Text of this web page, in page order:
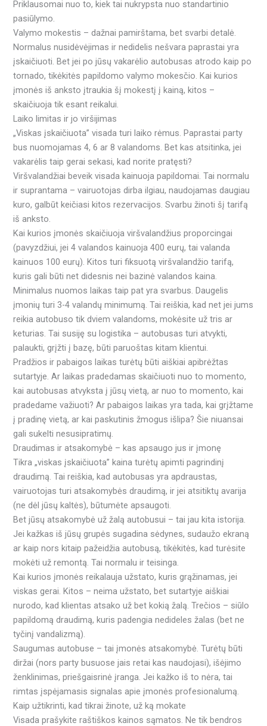
Priklausomai nuo to, kiek tai nukrypsta nuo standartinio
pasiūlymo.
Valymo mokestis – dažnai pamirštama, bet svarbi detalė.
Normalus nusidėvėjimas ir nedidelis nešvara paprastai yra
įskaičiuoti. Bet jei po jūsų vakarėlio autobusas atrodo kaip po
tornado, tikėkitės papildomo valymo mokesčio. Kai kurios
įmonės iš anksto įtraukia šį mokestį į kainą, kitos –
skaičiuoja tik esant reikalui.
Laiko limitas ir jo viršijimas
„Viskas įskaičiuota” visada turi laiko rėmus. Paprastai party
bus nuomojamas 4, 6 ar 8 valandoms. Bet kas atsitinka, jei
vakarėlis taip gerai sekasi, kad norite pratęsti?
Viršvalandžiai beveik visada kainuoja papildomai. Tai normalu
ir suprantama – vairuotojas dirba ilgiau, naudojamas daugiau
kuro, galbūt keičiasi kitos rezervacijos. Svarbu žinoti šį tarifą
iš anksto.
Kai kurios įmonės skaičiuoja viršvalandžius proporcingai
(pavyzdžiui, jei 4 valandos kainuoja 400 eurų, tai valanda
kainuos 100 eurų). Kitos turi fiksuotą viršvalandžio tarifą,
kuris gali būti net didesnis nei bazinė valandos kaina.
Minimalus nuomos laikas taip pat yra svarbus. Daugelis
įmonių turi 3-4 valandų minimumą. Tai reiškia, kad net jei jums
reikia autobuso tik dviem valandoms, mokėsite už tris ar
keturias. Tai susiję su logistika – autobusas turi atvykti,
palaukti, grįžti į bazę, būti paruoštas kitam klientui.
Pradžios ir pabaigos laikas turėtų būti aiškiai apibrėžtas
sutartyje. Ar laikas pradedamas skaičiuoti nuo to momento,
kai autobusas atvyksta į jūsų vietą, ar nuo to momento, kai
pradedame važiuoti? Ar pabaigos laikas yra tada, kai grįžtame
į pradinę vietą, ar kai paskutinis žmogus išlipa? Šie niuansai
gali sukelti nesusipratimų.
Draudimas ir atsakomybė – kas apsaugo jus ir įmonę
Tikra „viskas įskaičiuota” kaina turėtų apimti pagrindinį
draudimą. Tai reiškia, kad autobusas yra apdraustas,
vairuotojas turi atsakomybės draudimą, ir jei atsitiktų avarija
(ne dėl jūsų kaltės), būtumėte apsaugoti.
Bet jūsų atsakomybė už žalą autobusui – tai jau kita istorija.
Jei kažkas iš jūsų grupės sugadina sėdynes, sudaužo ekraną
ar kaip nors kitaip pažeidžia autobusą, tikėkitės, kad turėsite
mokėti už remontą. Tai normalu ir teisinga.
Kai kurios įmonės reikalauja užstato, kuris grąžinamas, jei
viskas gerai. Kitos – neima užstato, bet sutartyje aiškiai
nurodo, kad klientas atsako už bet kokią žalą. Trečios – siūlo
papildomą draudimą, kuris padengia nedideles žalas (bet ne
tyčinį vandalizmą).
Saugumas autobuse – tai įmonės atsakomybė. Turėtų būti
diržai (nors party busuose jais retai kas naudojasi), išėjimo
ženklinimas, priešgaisrinė įranga. Jei kažko iš to nėra, tai
rimtas įspėjamasis signalas apie įmonės profesionalumą.
Kaip užtikrinti, kad tikrai žinote, už ką mokate
Visada prašykite raštiškos kainos sąmatos. Ne tik bendros